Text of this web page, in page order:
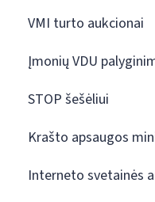
VMI turto aukcionai
Įmonių VDU
STOP šešėliui
Krašto apsaugos
Interneto svetainės